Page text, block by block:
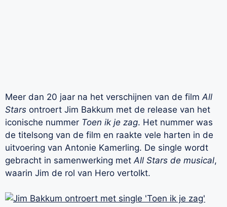
Meer dan 20 jaar na het verschijnen van de film All
Stars ontroert Jim Bakkum met de release van het
iconische nummer Toen ik je zag. Het nummer was
de titelsong van de film en raakte vele harten in de
uitvoering van Antonie Kamerling. De single wordt
gebracht in samenwerking met All Stars de musical,
waarin Jim de rol van Hero vertolkt.